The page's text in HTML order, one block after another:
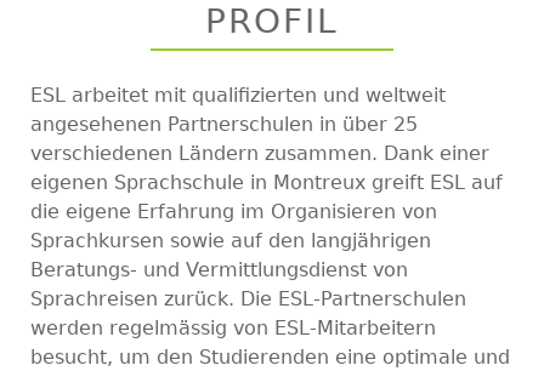
PROFIL
ESL arbeitet mit qualifizierten und weltweit
angesehenen Partnerschulen in über 25
verschiedenen Ländern zusammen. Dank einer
eigenen Sprachschule in Montreux greift ESL auf
die eigene Erfahrung im Organisieren von
Sprachkursen sowie auf den langjährigen
Beratungs- und Vermittlungsdienst von
Sprachreisen zurück. Die ESL-Partnerschulen
werden regelmässig von ESL-Mitarbeitern
besucht, um den Studierenden eine optimale und